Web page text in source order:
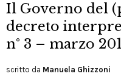
Il Governo del
decreto
n° 3 – marzo
scritto da Manuela Ghizzoni